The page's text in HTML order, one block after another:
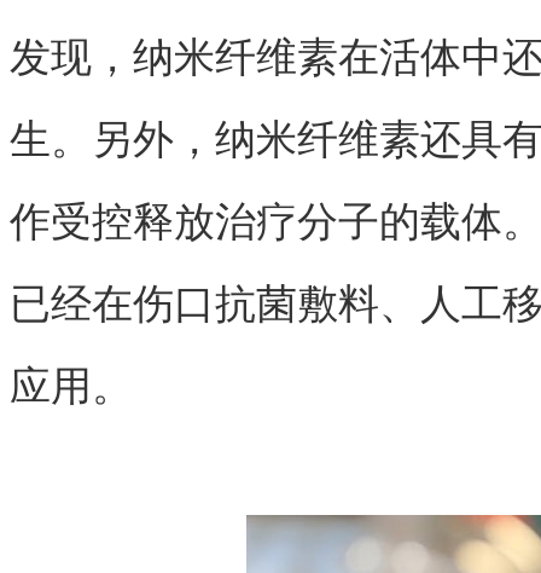
发现，纳米纤维素在活体中
生。另外，纳米纤维素还具
作受控释放治疗分子的载体
已经在伤口抗菌敷料、人工
应用。